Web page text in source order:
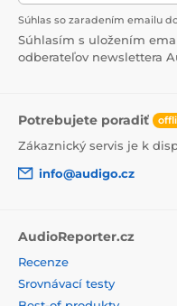
Súhlas so zaradením emailu
Súhlasím s uložením
odberateľov newslettera
Potrebujete poradiť
Zákaznický servis je k
info@audigo.cz
AudioReporter.cz
Recenze
Srovnávací testy